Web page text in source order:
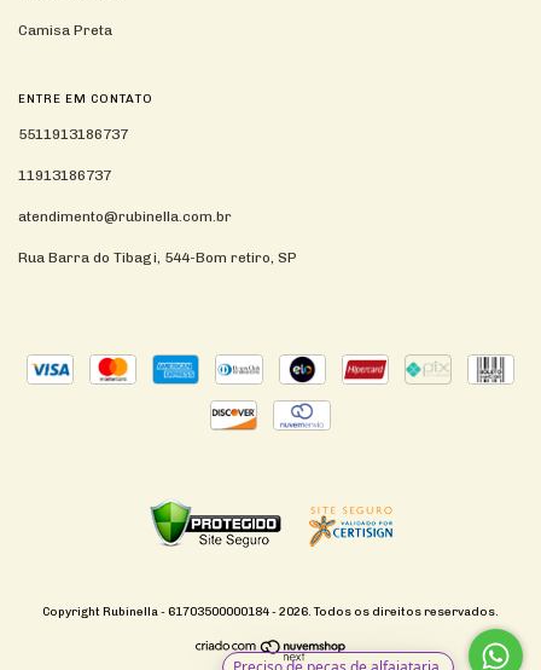
Camisa Preta
ENTRE EM CONTATO
5511913186737
11913186737
atendimento@rubinella.com.br
Rua Barra do Tibagi, 544-Bom retiro, SP
Copyright Rubinella - 61703500000184 - 2026. Todos os direitos reservados.